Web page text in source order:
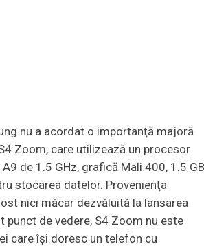
nu a acordat o importanţă majoră
Zoom, care utilizează un procesor
de 1.5 GHz, grafică Mali 400, 1.5 GB
stocarea datelor. Provenienţa
nici măcar dezvăluită la lansarea
punct de vedere, S4 Zoom nu este
care îşi doresc un telefon cu